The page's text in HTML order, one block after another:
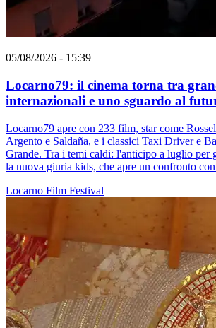
05/08/2026 - 15:39
Locarno79: il cinema torna tra
internazionali e uno sguardo al
Locarno79 apre con 233 film, star come
Argento e Saldaña, e i classici Taxi Driver e
Grande. Tra i temi caldi: l'anticipo a luglio per
la nuova giuria kids, che apre un confronto
Locarno Film Festival